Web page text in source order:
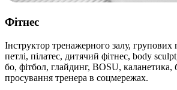
Фітнес
Інструктор тренажерного залу, групових
петлі, пілатес, дитячий фітнес, body
бо, фітбол, глайдинг, BOSU, каланетика,
просування тренера в соцмережах.